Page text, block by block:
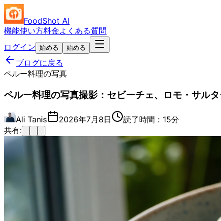
FoodShot AI
機能使い方料金よくある質問
ログイン 始める 始める
ブログに戻る
ペルー料理の写真
ペルー料理の写真撮影：セビーチェ、ロモ・サル
Ali Tanis 2026年7月8日
読了時間：15分
共有: